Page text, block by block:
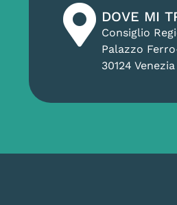
DOVE MI
Consiglio
Palazzo
30124 Venezia